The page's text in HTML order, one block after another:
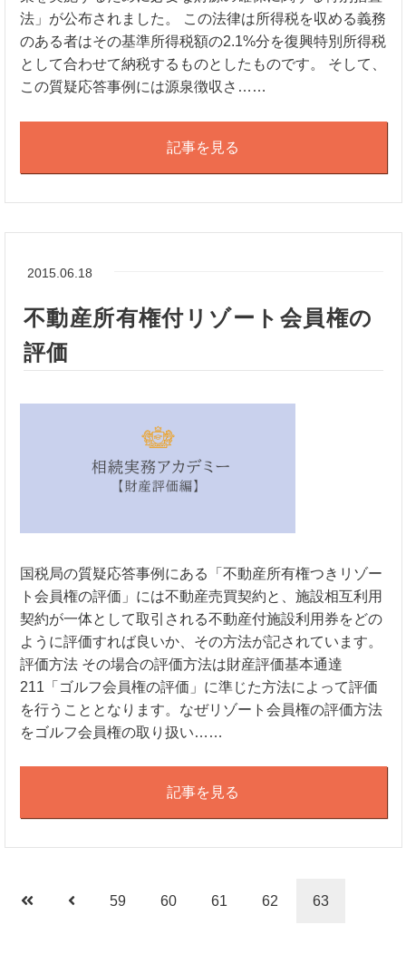
法」が公布されました。 この法律は所得税を収める義務
のある者はその基準所得税額の2.1%分を復興特別所得税
として合わせて納税するものとしたものです。 そして、
この質疑応答事例には源泉徴収さ……
記事を見る
2015.06.18
不動産所有権付リゾート会員権の
評価
国税局の質疑応答事例にある「不動産所有権つきリゾー
ト会員権の評価」には不動産売買契約と、施設相互利用
契約が一体として取引される不動産付施設利用券をどの
ように評価すれば良いか、その方法が記されています。
評価方法 その場合の評価方法は財産評価基本通達
211「ゴルフ会員権の評価」に準じた方法によって評価
を行うこととなります。なぜリゾート会員権の評価方法
をゴルフ会員権の取り扱い……
記事を見る
59 60 61 62 63